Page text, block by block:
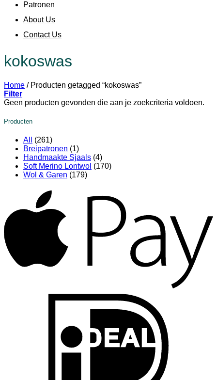
Patronen
About Us
Contact Us
kokoswas
Home /Producten getagged “kokoswas”
Filter
Geen producten gevonden die aan je zoekcriteria voldoen.
Producten
All
(261)
Breipatronen (1)
Handmaakte Sjaals (4)
Soft Merino Lontwol (170)
Wol & Garen (179)